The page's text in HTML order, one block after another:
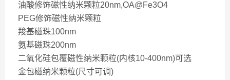
油酸修饰磁性纳米颗粒20nm,OA@Fe3O4
PEG修饰磁性纳米颗粒
羧基磁珠100nm
氨基磁珠200nm
二氧化硅包覆磁性纳米颗粒(内核10-400nm)可选
金包磁纳米颗粒(尺寸可调)